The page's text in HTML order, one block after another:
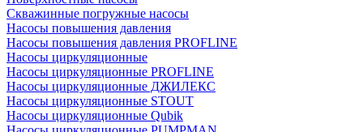
Скважинные погружные насосы
Насосы повышения давления
Насосы повышения давления PROFLINE
Насосы циркуляционные
Насосы циркуляционные PROFLINE
Насосы циркуляционные ДЖИЛЕКС
Насосы циркуляционные STOUT
Насосы циркуляционные Qubik